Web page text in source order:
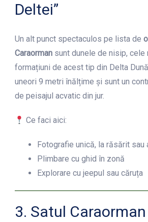
Deltei”
Un alt punct spectaculos pe lista de
Caraorman sunt dunele de nisip, cele
formațiuni de acest tip din Delta
uneori 9 metri înălțime și sunt un
de peisajul acvatic din jur.
Ce faci aici:
Fotografie unică, la răsărit sau
Plimbare cu ghid în zonă
Explorare cu jeepul sau căruța
3. Satul